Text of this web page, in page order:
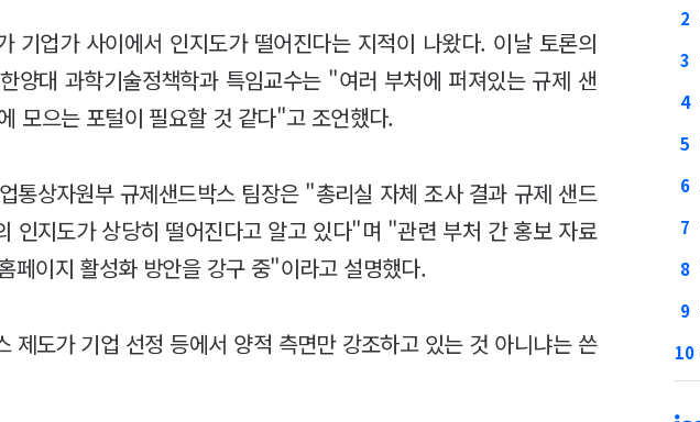
기업가 사이에서 인지도가 떨어진다는 지적이 나왔다. 이날 토론의
양대 과학기술정책학과 특임교수는 "여러 부처에 퍼져있는 규제 샌
모으는 포털이 필요할 것 같다"고 조언했다.
통상자원부 규제샌드박스 팀장은 "총리실 자체 조사 결과 규제 샌드
인지도가 상당히 떨어진다고 알고 있다"며 "관련 부처 간 홍보 자료
페이지 활성화 방안을 강구 중"이라고 설명했다.
제도가 기업 선정 등에서 양적 측면만 강조하고 있는 것 아니냐는 쓴
2
3
4
5
6
7
8
9
10